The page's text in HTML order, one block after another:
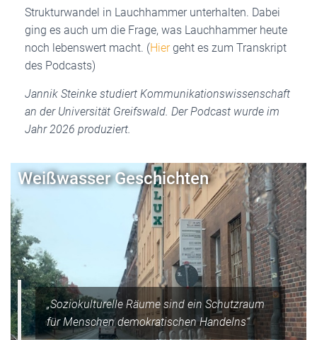
Strukturwandel in Lauchhammer unterhalten. Dabei
ging es auch um die Frage, was Lauchhammer heute
noch lebenswert macht. (Hiergeht es zum Transkript
des Podcasts)
Jannik Steinke studiert Kommunikationswissenschaft
an der Universität Greifswald. Der Podcast wurde im
Jahr 2026 produziert.
Weißwasser Geschichten
„Soziokulturelle Räume sind ein Schutzraum
für Menschen demokratischen Handelns“